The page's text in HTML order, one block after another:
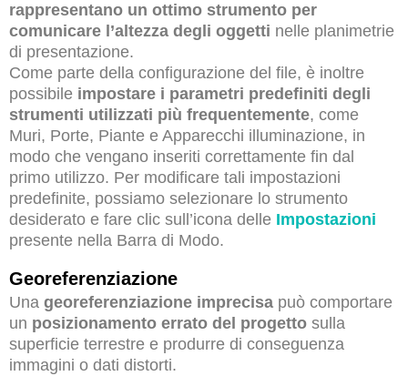
rappresentano un ottimo strumento per
comunicare l’altezza degli oggetti nelle planimetrie
di presentazione.
Come parte della configurazione del file, è inoltre
possibile impostare i parametri predefiniti degli
strumenti utilizzati più frequentemente, come
Muri, Porte, Piante e Apparecchi illuminazione, in
modo che vengano inseriti correttamente fin dal
primo utilizzo. Per modificare tali impostazioni
predefinite, possiamo selezionare lo strumento
desiderato e fare clic sull’icona delle Impostazioni
presente nella Barra di Modo.
Georeferenziazione
Una georeferenziazione imprecisa può comportare
un posizionamento errato del progetto sulla
superficie terrestre e produrre di conseguenza
immagini o dati distorti.